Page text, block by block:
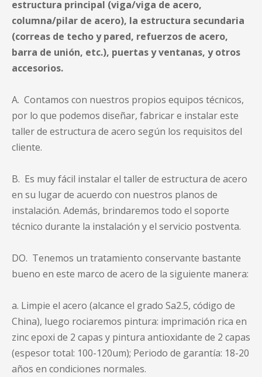
estructura principal (viga/viga de acero,
columna/pilar de acero), la estructura secundaria
(correas de techo y pared, refuerzos de acero,
barra de unión, etc.), puertas y ventanas, y otros
accesorios.
A. Contamos con nuestros propios equipos técnicos,
por lo que podemos diseñar, fabricar e instalar este
taller de estructura de acero según los requisitos del
cliente.
B. Es muy fácil instalar el taller de estructura de acero
en su lugar de acuerdo con nuestros planos de
instalación. Además, brindaremos todo el soporte
técnico durante la instalación y el servicio postventa.
DO. Tenemos un tratamiento conservante bastante
bueno en este marco de acero de la siguiente manera:
a. Limpie el acero (alcance el grado Sa2.5, código de
China), luego rociaremos pintura: imprimación rica en
zinc epoxi de 2 capas y pintura antioxidante de 2 capas
(espesor total: 100-120um); Periodo de garantía: 18-20
años en condiciones normales.